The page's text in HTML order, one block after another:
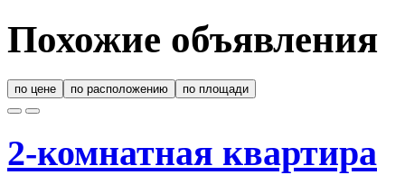
Похожие объявления
по цене по расположению по площади
2-комнатная квартира